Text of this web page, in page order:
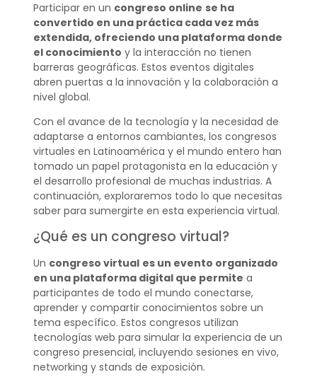
Participar en un congreso online se ha
convertido en una práctica cada vez más
extendida, ofreciendo una plataforma donde
el conocimiento y la interacción no tienen
barreras geográficas. Estos eventos digitales
abren puertas a la innovación y la colaboración a
nivel global.
Con el avance de la tecnología y la necesidad de
adaptarse a entornos cambiantes, los congresos
virtuales en Latinoamérica y el mundo entero han
tomado un papel protagonista en la educación y
el desarrollo profesional de muchas industrias. A
continuación, exploraremos todo lo que necesitas
saber para sumergirte en esta experiencia virtual.
¿Qué es un congreso virtual?
Un congreso virtual es un evento organizado
en una plataforma digital que permite a
participantes de todo el mundo conectarse,
aprender y compartir conocimientos sobre un
tema específico. Estos congresos utilizan
tecnologías web para simular la experiencia de un
congreso presencial, incluyendo sesiones en vivo,
networking y stands de exposición.